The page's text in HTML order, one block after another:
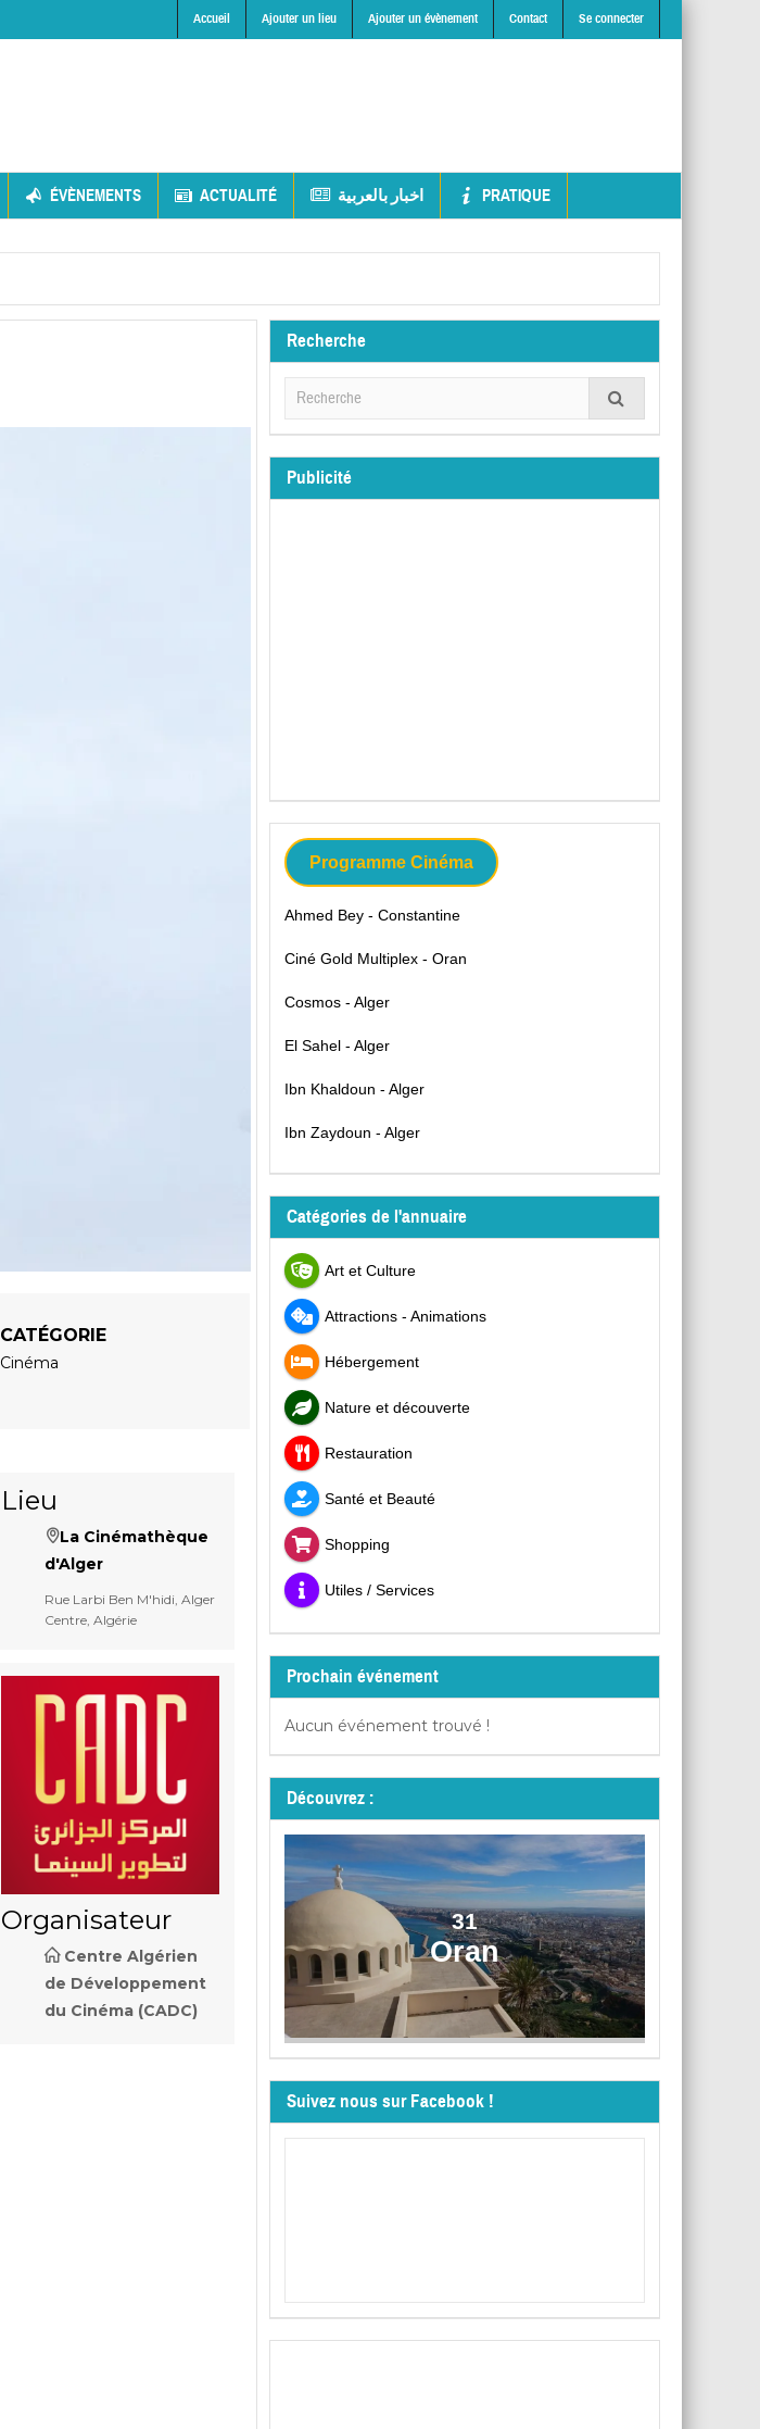
Accueil Ajouter un lieu Ajouter un évènement Contact Se connecter
ÉVÈNEMENTS ACTUALITÉ اخبار بالعربية PRATIQUE
CATÉGORIE
Cinéma
Lieu
La Cinémathèque
d'Alger
Rue Larbi Ben M'hidi, Alger
Centre, Algérie
Organisateur
Centre Algérien
de Développement
du Cinéma (CADC)
Recherche
Publicité
Programme Cinéma
Ahmed Bey - Constantine
Ciné Gold Multiplex - Oran
Cosmos - Alger
El Sahel - Alger
Ibn Khaldoun - Alger
Ibn Zaydoun - Alger
Catégories de l'annuaire
Art et Culture
Attractions - Animations
Hébergement
Nature et découverte
Restauration
Santé et Beauté
Shopping
Utiles / Services
Prochain événement
Aucun événement trouvé !
Découvrez :
31
Oran
Suivez nous sur Facebook !